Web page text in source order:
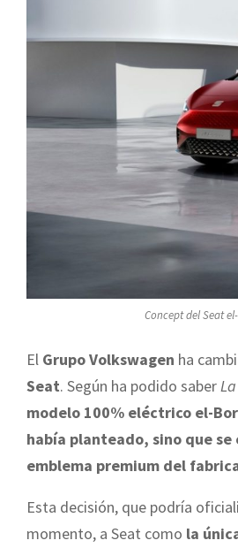
Concept del Seat
El Grupo Volkswagen ha
Seat. Según ha podido saber
modelo 100% eléctrico el-
había planteado, sino que
emblema premium del
Esta decisión, que podría
momento, a Seat como la